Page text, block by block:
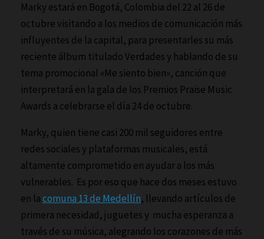
Marky estará en Bogotá, Colombia del 22 al 26 de
octubre visitando a los medios de comunicación más
influyentes de la capital, para presentarles su más
reciente álbum titulado Verdades y hablando de su
tema promocional «Me siento bien», canción que
interpretará en la gala de los Premios Praise Music
Awards a celebrarse el día 24 de octubre.
Marky, quien tiene casi 200 mil seguidores entre
redes sociales y plataformas musicales, está
altamente comprometido en ayudar a los más
vulnerables. Es por eso que hace dos meses estuvo
en lacomuna 13 de Medellín, llevando artículos de
primera necesidad, juguetes y mucha esperanza a
través de su música, alegrando los corazones de más